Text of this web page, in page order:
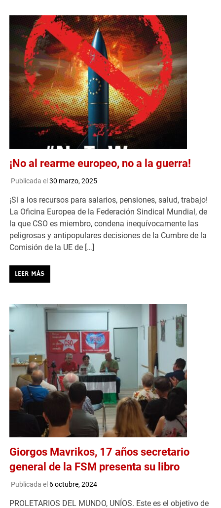
¡No al rearme europeo, no a la guerra!
Publicada el 30 marzo, 2025
¡Sí a los recursos para salarios, pensiones, salud, trabajo!
La Oficina Europea de la Federación Sindical Mundial, de
la que CSO es miembro, condena inequívocamente las
peligrosas y antipopulares decisiones de la Cumbre de la
Comisión de la UE de […]
LEER MÁS
Giorgos Mavrikos, 17 años secretario
general de la FSM presenta su libro
Publicada el 6 octubre, 2024
PROLETARIOS DEL MUNDO, UNÍOS. Este es el objetivo de